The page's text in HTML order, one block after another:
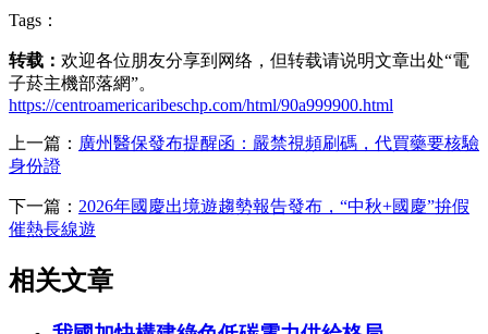
Tags：
转载： 欢迎各位朋友分享到网络，但转载请说明文章出处“電
子菸主機部落網”。
https://centroamericaribeschp.com/html/90a999900.html
上一篇： 廣州醫保發布提醒函：嚴禁視頻刷碼，代買藥要核驗
身份證
下一篇： 2026年國慶出境遊趨勢報告發布，“中秋+國慶”拚假
催熱長線遊
相关文章